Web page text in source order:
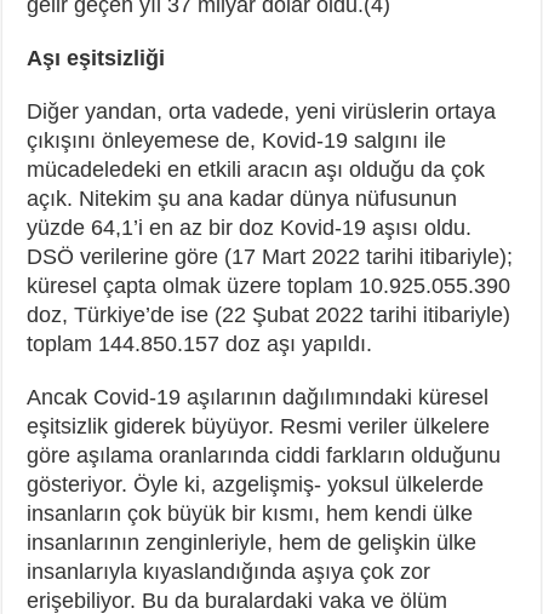
Aşı eşitsizliği
Diğer yandan, orta vadede, yeni virüslerin ortaya
çıkışını önleyemese de, Kovid-19 salgını ile
mücadeledeki en etkili aracın aşı olduğu da çok
açık. Nitekim şu ana kadar dünya nüfusunun
yüzde 64,1’i en az bir doz Kovid-19 aşısı oldu.
DSÖ verilerine göre (17 Mart 2022 tarihi itibariyle);
küresel çapta olmak üzere toplam 10.925.055.390
doz, Türkiye’de ise (22 Şubat 2022 tarihi itibariyle)
toplam 144.850.157 doz aşı yapıldı.
Ancak Covid-19 aşılarının dağılımındaki küresel
eşitsizlik giderek büyüyor. Resmi veriler ülkelere
göre aşılama oranlarında ciddi farkların olduğunu
gösteriyor. Öyle ki, azgelişmiş- yoksul ülkelerde
insanların çok büyük bir kısmı, hem kendi ülke
insanlarının zenginleriyle, hem de gelişkin ülke
insanlarıyla kıyaslandığında aşıya çok zor
erişebiliyor. Bu da buralardaki vaka ve ölüm